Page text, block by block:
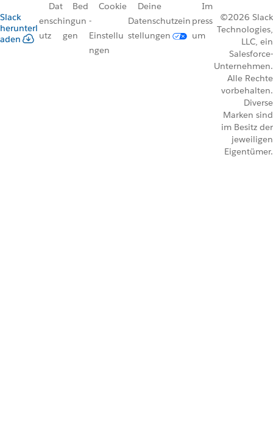
Slack
herunterl
aden
Dat
ensch
utz
Bed
ingun
gen
Cookie
-
Einstellu
ngen
Deine
Datenschutzein
stellungen
Im
press
um
©2026 Slack
Technologies,
LLC, ein
Salesforce-
Unternehmen.
Alle Rechte
vorbehalten.
Diverse
Marken sind
im Besitz der
jeweiligen
Eigentümer.